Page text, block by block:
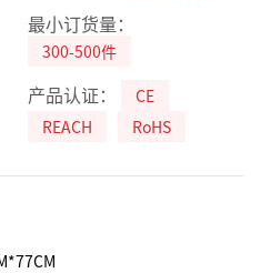
最小订货量：
300-500件
产品认证：
CE
REACH
RoHS